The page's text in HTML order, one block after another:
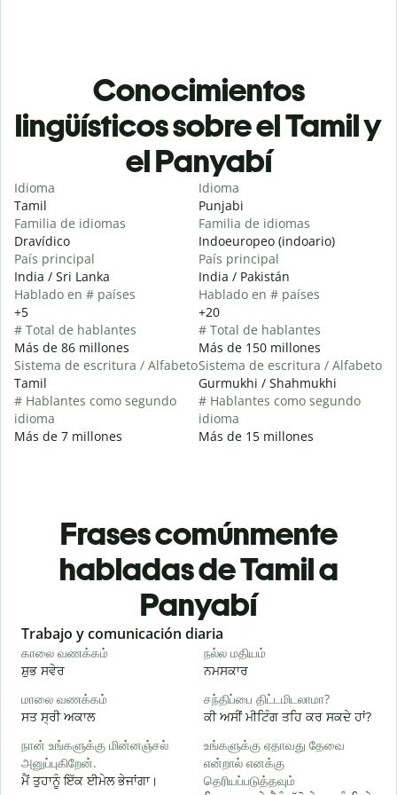
Conocimientos
lingüísticos sobre el Tamil y
el Panyabí
Idioma
Tamil
Familia de idiomas
Dravídico
País principal
India / Sri Lanka
Hablado en # países
+5
# Total de hablantes
Más de 86 millones
Sistema de escritura / Alfabeto
Tamil
# Hablantes como segundo
idioma
Más de 7 millones
Idioma
Punjabi
Familia de idiomas
Indoeuropeo (indoario)
País principal
India / Pakistán
Hablado en # países
+20
# Total de hablantes
Más de 150 millones
Sistema de escritura / Alfabeto
Gurmukhi / Shahmukhi
# Hablantes como segundo
idioma
Más de 15 millones
Frases comúnmente
habladas de Tamil a
Panyabí
Slide 1 of 6
Trabajo y comunicación diaria
காலை வணக்கம்
ਸ਼ੁਭ ਸਵੇਰ
நல்ல மதியம்
ਨਮਸਕਾਰ
மாலை வணக்கம்
ਸਤ ਸ੍ਰੀ ਅਕਾਲ
சந்திப்பை திட்டமிடலாமா?
ਕੀ ਅਸੀਂ ਮੀਟਿੰਗ ਤਹਿ ਕਰ ਸਕਦੇ ਹਾਂ?
நான் உங்களுக்கு மின்னஞ்சல்
அனுப்புகிறேன்.
ਮੈਂ ਤੁਹਾਨੂੰ ਇੱਕ ਈਮੇਲ ਭੇਜਾਂਗਾ।
உங்களுக்கு ஏதாவது தேவை
என்றால் எனக்கு
தெரியப்படுத்தவும்